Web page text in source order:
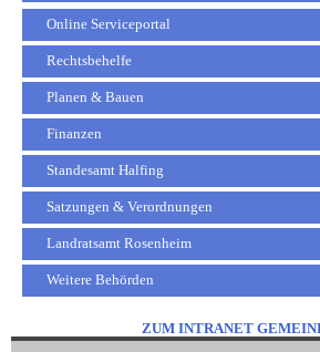
Online Serviceportal
Rechtsbehelfe
Planen & Bauen
Finanzen
Standesamt Halfing
Satzungen & Verordnungen
Landratsamt Rosenheim
Weitere Behörden
ZUM INTRANET